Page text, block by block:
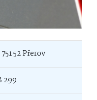
52 Přerov
299